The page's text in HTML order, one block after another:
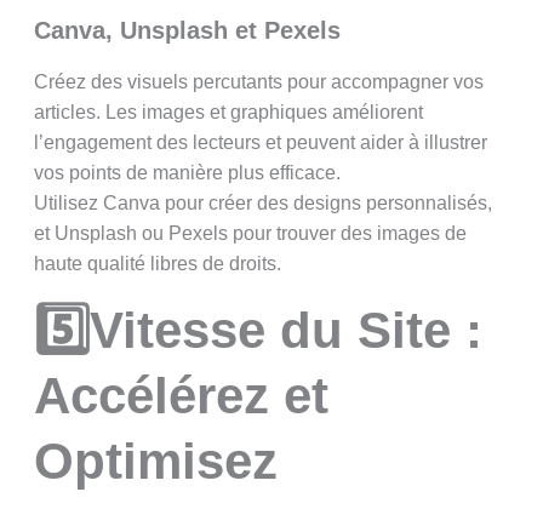
Canva, Unsplash et Pexels
Créez des visuels percutants pour accompagner vos
articles. Les images et graphiques améliorent
l’engagement des lecteurs et peuvent aider à illustrer
vos points de manière plus efficace.
Utilisez Canva pour créer des designs personnalisés,
et Unsplash ou Pexels pour trouver des images de
haute qualité libres de droits.
5️⃣Vitesse du Site :
Accélérez et
Optimisez